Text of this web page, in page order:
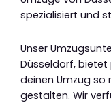
spezialisiert und
Unser
Düsseldorf, bietet
deinen Umzug so
gestalten. Wir